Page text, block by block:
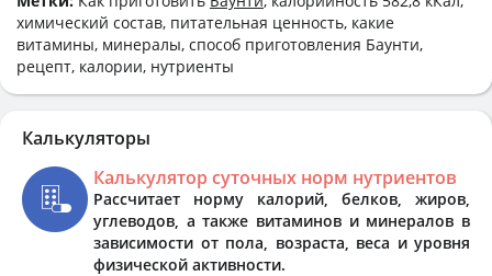
химический состав, питательная ценность, какие
витамины, минералы, способ приготовления Баунти,
рецепт, калории, нутриенты
Калькуляторы
Калькулятор суточных норм нутриентов
Рассчитает норму калорий, белков, жиров,
углеводов, а также витаминов и минералов в
зависимости от пола, возраста, веса и уровня
физической активности.